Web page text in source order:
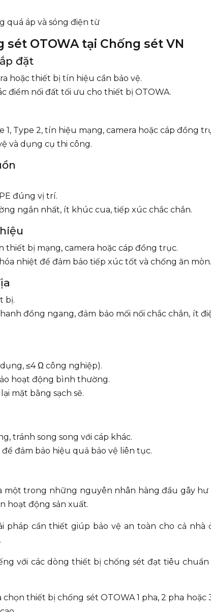
quá áp và sóng điện từ
OTOWA tại Chống sét VN
đặt
hoặc thiết bị tín hiệu cần bảo vệ.
điểm nối đất tối ưu cho thiết bị OTOWA.
Type 2, tín hiệu mạng, camera hoặc cáp đồng
và dụng cụ thi công.
đúng vị trí.
ngắn nhất, ít khúc cua, tiếp xúc chắc chắn.
bị mạng, camera hoặc cáp đồng trục.
nhiệt để đảm bảo tiếp xúc tốt và chống ăn mòn.
bị.
đồng ngang, đảm bảo mối nối chắc chắn, ít
≤4 Ω công nghiệp).
hoạt động bình thường.
mặt bằng sạch sẽ.
tránh song song với cáp khác.
đảm bảo hiệu quả bảo vệ liên tục.
một trong những nguyên nhân hàng đầu gây
hoạt động sản xuất.
pháp cần thiết giúp bảo vệ an toàn cho cả nhà
với các dòng thiết bị chống sét đạt tiêu
thiết bị chống sét OTOWA 1 pha, 2 pha hoặc